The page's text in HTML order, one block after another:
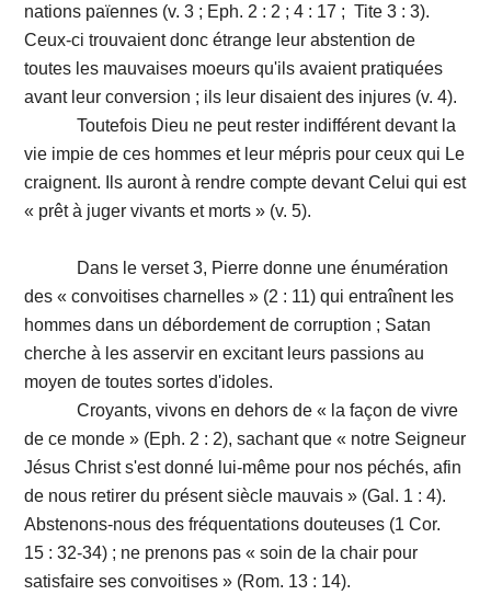
nations païennes (v. 3 ; Eph. 2 : 2 ; 4 : 17 ; Tite 3 : 3).
Ceux-ci trouvaient donc étrange leur abstention de
toutes les mauvaises moeurs qu'ils avaient pratiquées
avant leur conversion ; ils leur disaient des injures (v. 4).
Toutefois Dieu ne peut rester indifférent devant la
vie impie de ces hommes et leur mépris pour ceux qui Le
craignent. Ils auront à rendre compte devant Celui qui est
« prêt à juger vivants et morts » (v. 5).
Dans le verset 3, Pierre donne une énumération
des « convoitises charnelles » (2 : 11) qui entraînent les
hommes dans un débordement de corruption ; Satan
cherche à les asservir en excitant leurs passions au
moyen de toutes sortes d'idoles.
Croyants, vivons en dehors de « la façon de vivre
de ce monde » (Eph. 2 : 2), sachant que « notre Seigneur
Jésus Christ s'est donné lui-même pour nos péchés, afin
de nous retirer du présent siècle mauvais » (Gal. 1 : 4).
Abstenons-nous des fréquentations douteuses (1 Cor.
15 : 32-34) ; ne prenons pas « soin de la chair pour
satisfaire ses convoitises » (Rom. 13 : 14).